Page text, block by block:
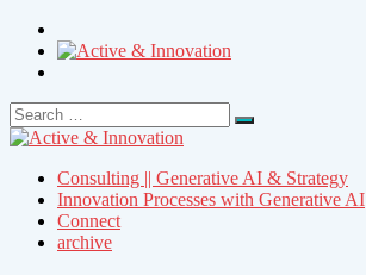
Search
for:
Search
Consulting || Generative AI & Strategy
Innovation Processes with Generative AI
Connect
archive